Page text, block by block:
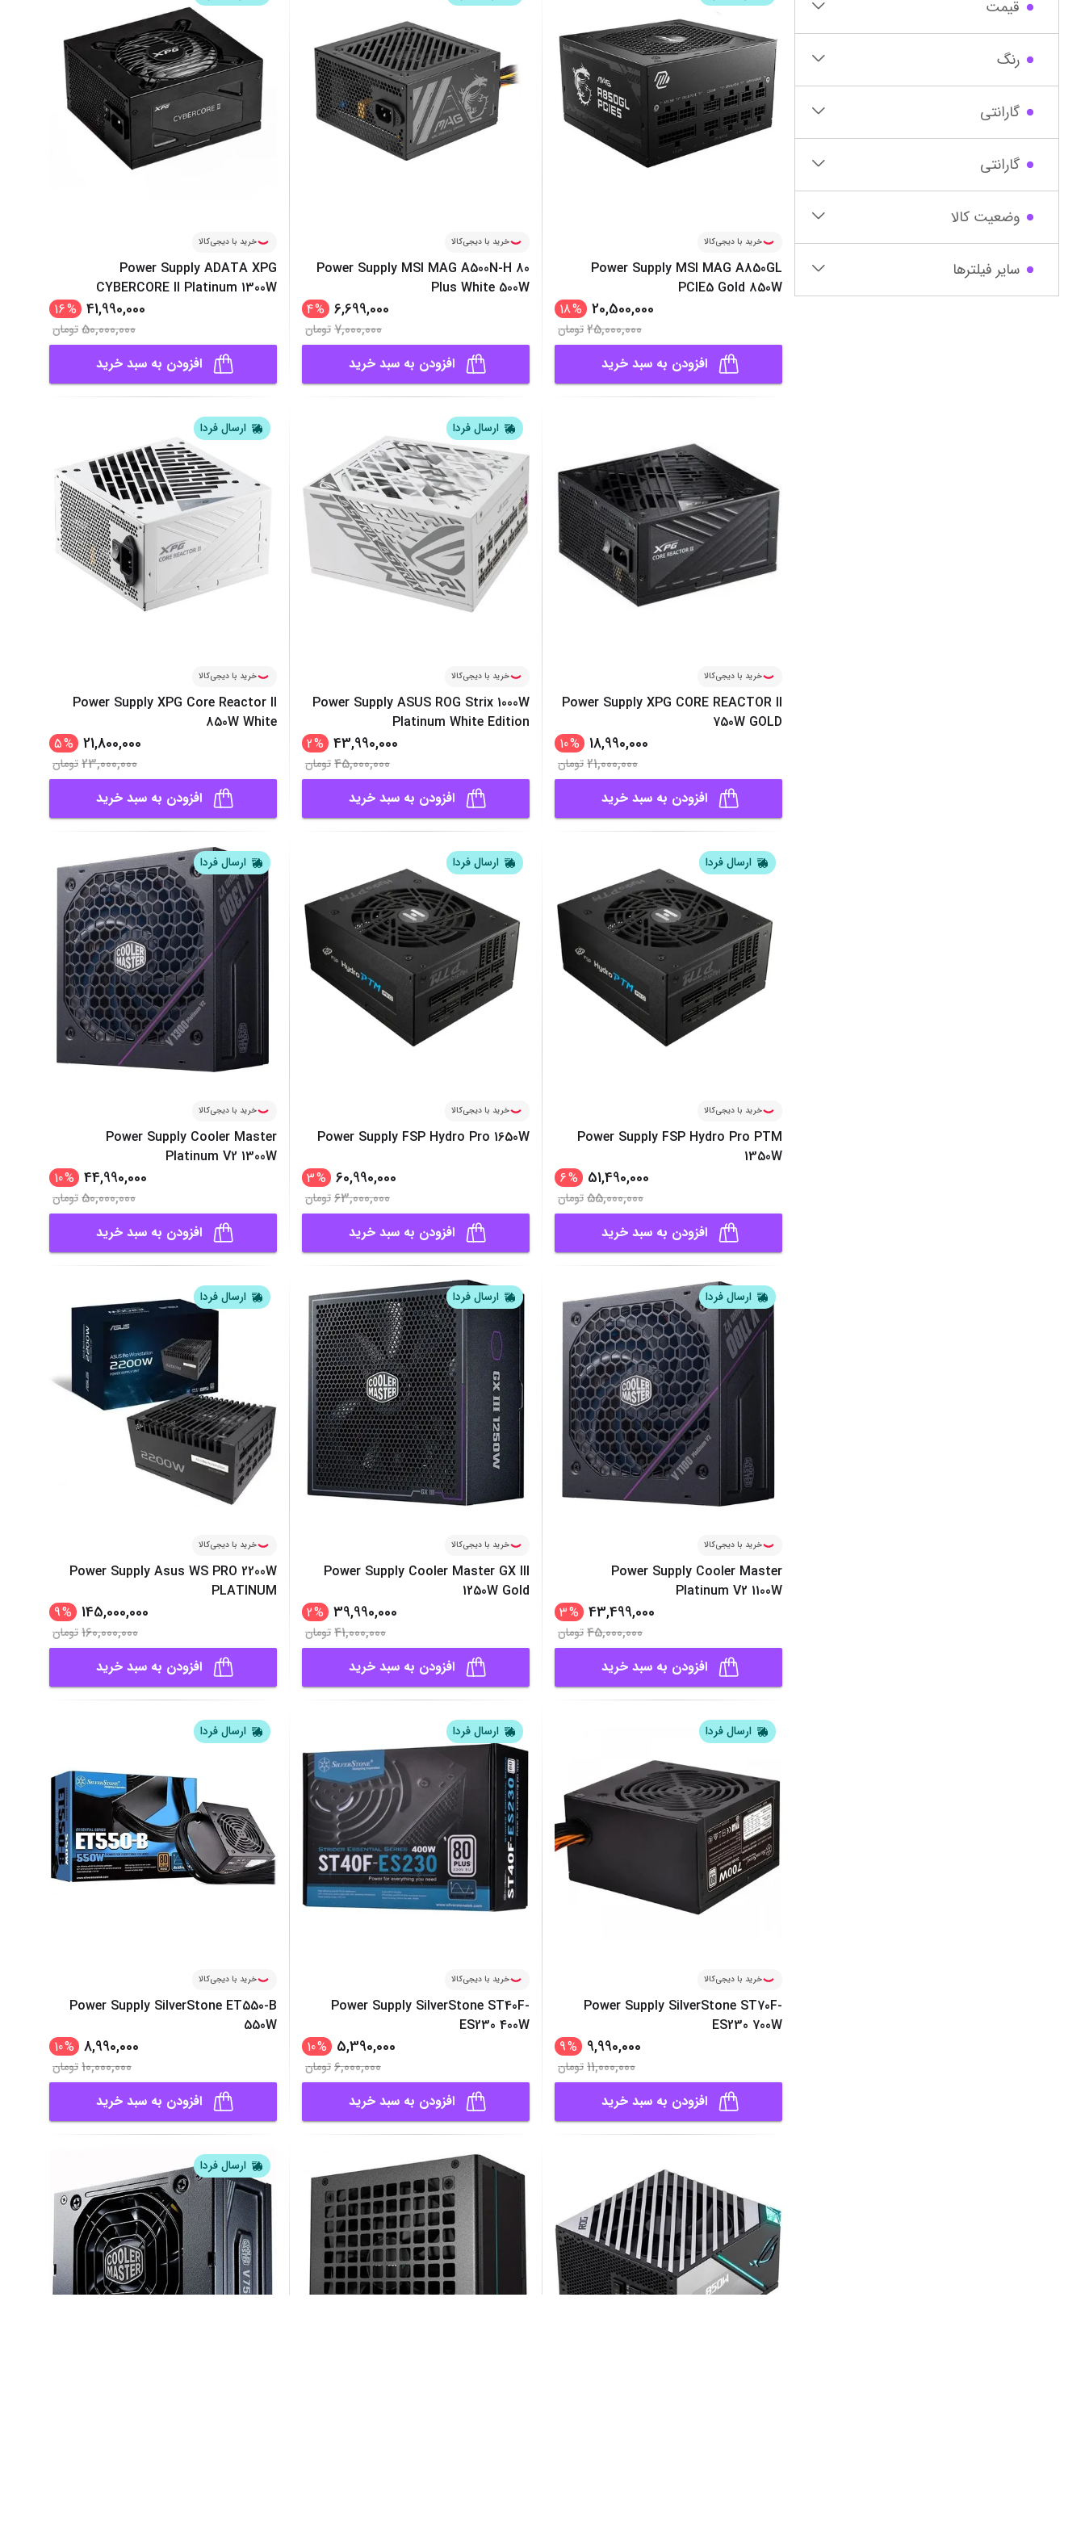
وبکم
اکسسوری
کول پد
پاوربانک
نمایش همه محصولات
کارت گرافیک
منبع تغذیه (پاور)
رم
سی‌پی‌یو
قیمت
رنگ
گارانتی
گارانتی‌
وضعیت کالا
سایر فیلترها
خرید با دیجی‌کالا
Power Supply MSI MAG A850GL
PCIE5 Gold 850W
20,500,000
%
18
25,000,000تومان
افزودن به سبد خرید
خرید با دیجی‌کالا
Power Supply MSI MAG A500N-H 80
Plus White 500W
6,699,000
%
4
7,000,000تومان
افزودن به سبد خرید
خرید با دیجی‌کالا
Power Supply ADATA XPG
CYBERCORE II Platinum 1300W
41,990,000
%
16
50,000,000تومان
افزودن به سبد خرید
خرید با دیجی‌کالا
Power Supply XPG CORE REACTOR II
750W GOLD
18,990,000
%
10
21,000,000تومان
افزودن به سبد خرید
ارسال فردا
خرید با دیجی‌کالا
Power Supply ASUS ROG Strix 1000W
Platinum White Edition
43,990,000
%
2
45,000,000تومان
افزودن به سبد خرید
ارسال فردا
خرید با دیجی‌کالا
Power Supply XPG Core Reactor II
850W White
21,800,000
%
5
23,000,000تومان
افزودن به سبد خرید
ارسال فردا
خرید با دیجی‌کالا
Power Supply FSP Hydro Pro PTM
1350W
51,490,000
%
6
55,000,000تومان
افزودن به سبد خرید
ارسال فردا
خرید با دیجی‌کالا
Power Supply FSP Hydro Pro 1650W
60,990,000
%
3
63,000,000تومان
افزودن به سبد خرید
ارسال فردا
خرید با دیجی‌کالا
Power Supply Cooler Master
Platinum V2 1300W
44,990,000
%
10
50,000,000تومان
افزودن به سبد خرید
ارسال فردا
خرید با دیجی‌کالا
Power Supply Cooler Master
Platinum V2 1100W
43,499,000
%
3
45,000,000تومان
افزودن به سبد خرید
ارسال فردا
خرید با دیجی‌کالا
Power Supply Cooler Master GX III
1250W Gold
39,990,000
%
2
41,000,000تومان
افزودن به سبد خرید
ارسال فردا
خرید با دیجی‌کالا
Power Supply Asus WS PRO 2200W
PLATINUM
145,000,000
%
9
160,000,000تومان
افزودن به سبد خرید
ارسال فردا
خرید با دیجی‌کالا
Power Supply SilverStone ST70F-
ES230 700W
9,990,000
%
9
11,000,000تومان
افزودن به سبد خرید
ارسال فردا
خرید با دیجی‌کالا
Power Supply SilverStone ST40F-
ES230 400W
5,390,000
%
10
6,000,000تومان
افزودن به سبد خرید
ارسال فردا
خرید با دیجی‌کالا
Power Supply SilverStone ET550-B
550W
8,990,000
%
10
10,000,000تومان
افزودن به سبد خرید
ارسال فردا